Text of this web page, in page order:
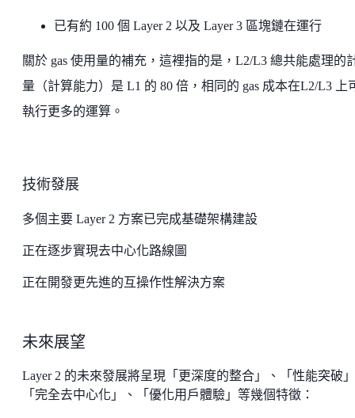
已有約 100 個 Layer 2 以及 Layer 3 區塊鏈在運行
關於 gas 使用量的補充，這裡指的是，L2/L3 總共能處理的
量（計算能力）是 L1 的 80 倍，相同的 gas 成本在L2/L3 上
執行更多的運算。
技術發展
多個主要 Layer 2 方案已完成基礎架構建設
正在逐步實現去中心化路線圖
正在開發更先進的互操作性解決方案
未來展望
Layer 2 的未來發展將呈現「更深度的整合」、「性能突破
「完全去中心化」、「優化用戶體驗」等幾個特徵：